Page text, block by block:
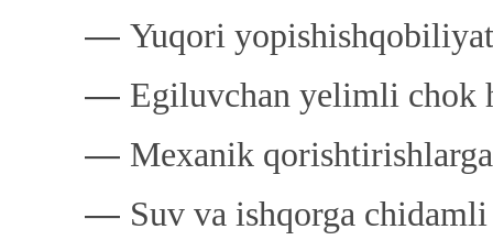
― Yuqori
― Egiluvchan yelimli chok
― Mexanik
― Suv va ishqorga chidamli